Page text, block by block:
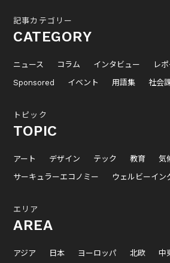
記事カテゴリー
CATEGORY
ニュース コラム インタビュー レ
Sponsored
イベント 用語集 社会
トピック
TOPIC
アート デザイン テック 教育
気
サーキュラーエコノミー
ウェルビーイン
エリア
AREA
アジア 日本 ヨーロッパ 北欧 中